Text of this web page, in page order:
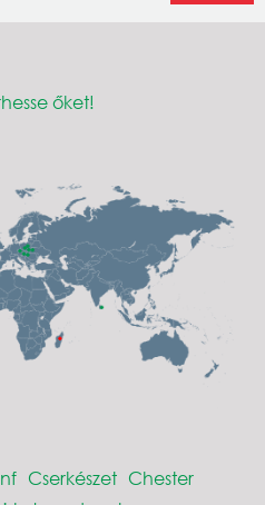
őket!
Cserkészet Chester